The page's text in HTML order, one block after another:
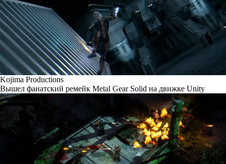
Kojima Productions
Вышел фанатский ремейк Metal Gear Solid на движке Unity